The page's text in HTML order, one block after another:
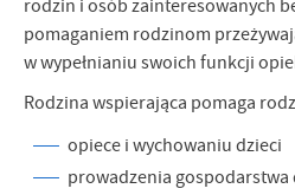
rodzin i osób zainteresowanych
pomaganiem rodzinom
w wypełnianiu swoich funkcji
Rodzina wspierająca pomaga
opiece i wychowaniu dzieci
prowadzenia gospodarstwa